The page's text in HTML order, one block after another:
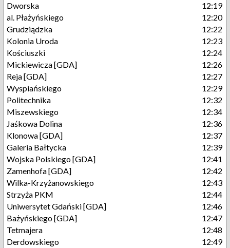
Dworska
12:19
al. Płażyńskiego
12:20
Grudziądzka
12:22
Kolonia Uroda
12:23
Kościuszki
12:24
Mickiewicza [GDA]
12:26
Reja [GDA]
12:27
Wyspiańskiego
12:29
Politechnika
12:32
Miszewskiego
12:34
Jaśkowa Dolina
12:36
Klonowa [GDA]
12:37
Galeria Bałtycka
12:39
Wojska Polskiego [GDA]
12:41
Zamenhofa [GDA]
12:42
Wilka-Krzyżanowskiego
12:43
Strzyża PKM
12:44
Uniwersytet Gdański [GDA]
12:46
Bażyńskiego [GDA]
12:47
Tetmajera
12:48
Derdowskiego
12:49